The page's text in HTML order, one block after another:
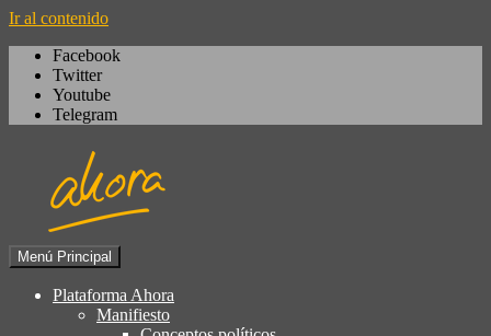
Ir al contenido
Facebook
Twitter
Youtube
Telegram
Plataforma Ahora
socialdemocracia, regeneración,
Menú Principal
Plataforma Ahora
Manifiesto